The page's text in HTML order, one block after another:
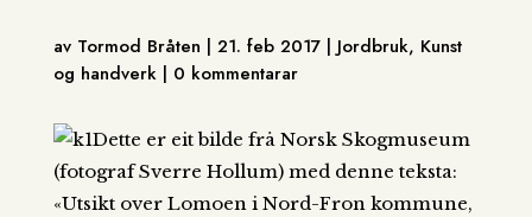
av Tormod Bråten | 21. feb 2017 | Jordbruk, Kunst
og handverk | 0 kommentarar
Dette er eit bilde frå Norsk Skogmuseum
(fotograf Sverre Hollum) med denne teksta:
«Utsikt over Lomoen i Nord-Fron kommune,